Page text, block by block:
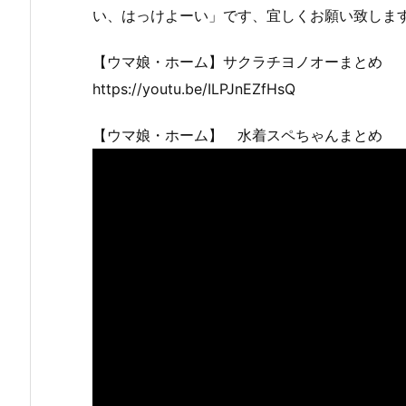
い、はっけよーい」です、宜しくお願い致しま
【ウマ娘・ホーム】サクラチヨノオーまとめ
https://youtu.be/ILPJnEZfHsQ
【ウマ娘・ホーム】 水着スペちゃんまとめ